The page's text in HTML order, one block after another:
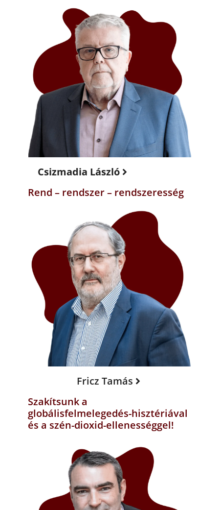
Csizmadia László
Rend – rendszer – rendszeresség
Fricz Tamás
Szakítsunk a
globálisfelmelegedés-hisztériával
és a szén-dioxid-ellenességgel!